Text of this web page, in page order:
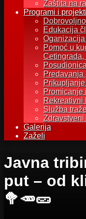
Zaštita na
Programi i
Edukacija
Pomoć u
Predavanja
Promicanje
Rekreativni
Služba
Galerija
Zaželi
Javna
put – od
🥦🥕🥒